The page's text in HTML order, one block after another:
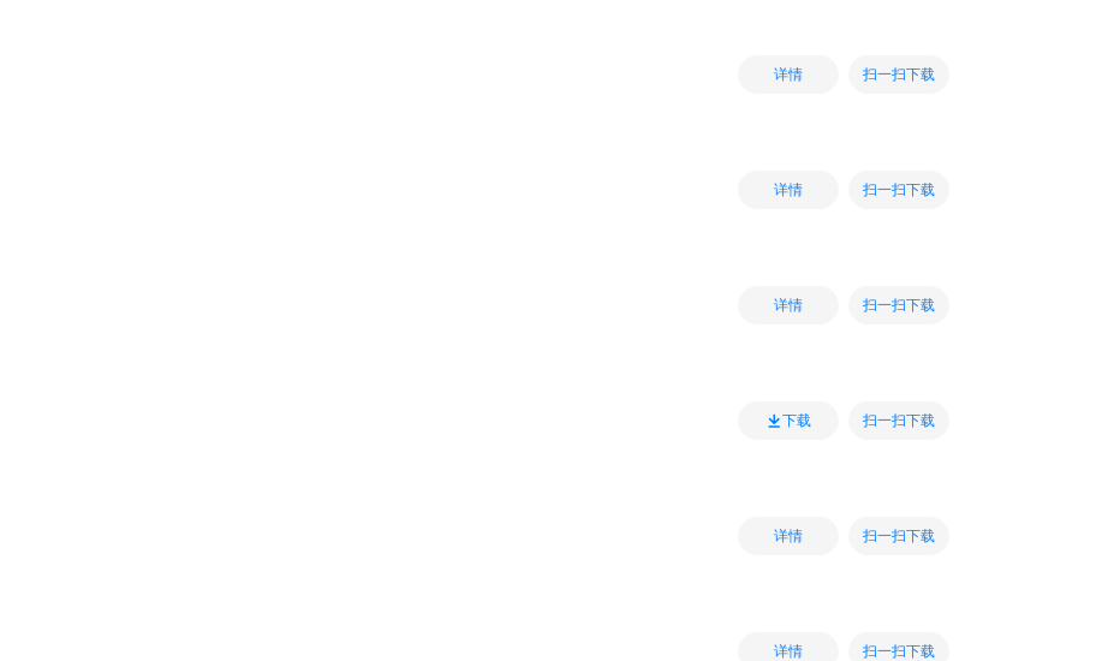
详情 扫一扫下载
详情 扫一扫下载
详情 扫一扫下载
下载 扫一扫下载
详情 扫一扫下载
详情 扫一扫下载